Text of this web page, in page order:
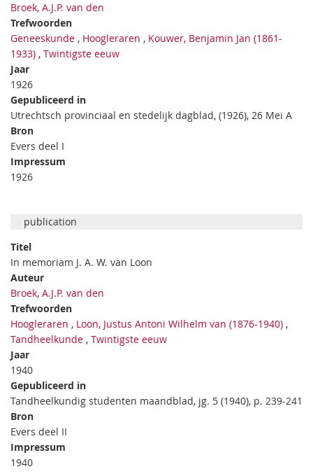
Broek, A.J.P. van den
Trefwoorden
Geneeskunde , Hoogleraren , Kouwer, Benjamin Jan (1861-
1933) , Twintigste eeuw
Jaar
1926
Gepubliceerd in
Utrechtsch provinciaal en stedelijk dagblad, (1926), 26 Mei A
Bron
Evers deel I
Impressum
1926
publication
Titel
In memoriam J. A. W. van Loon
Auteur
Broek, A.J.P. van den
Trefwoorden
Hoogleraren , Loon, Justus Antoni Wilhelm van (1876-1940) ,
Tandheelkunde , Twintigste eeuw
Jaar
1940
Gepubliceerd in
Tandheelkundig studenten maandblad, jg. 5 (1940), p. 239-241
Bron
Evers deel II
Impressum
1940